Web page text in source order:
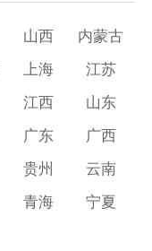
山西
内蒙古
上海
江苏
江西
山东
广东
广西
贵州
云南
青海
宁夏